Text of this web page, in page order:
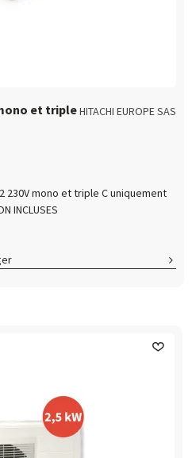
et tripleHITACHI EUROPE SAS
230V mono et triple C uniquement
INCLUSES